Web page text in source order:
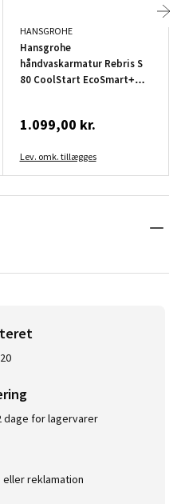
HANSGROHE
Hansgrohe
håndvaskarmatur Rebris S
80 CoolStart EcoSmart+
1.099,00 kr.
Lev. omk. tillægges
dage for lagervarer
reklamation